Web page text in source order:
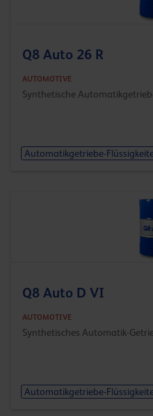
Q8 Auto 26 R
AUTOMOTIVE
Synthetische
Automatikgetriebe-
Q8 Auto D VI
AUTOMOTIVE
Synthetisches Automatik-
Automatikgetriebe-